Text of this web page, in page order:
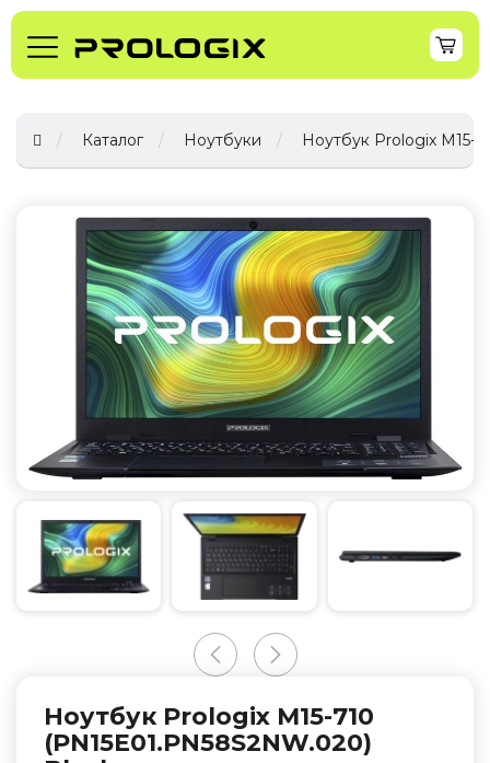
Каталог Ноутбуки Ноутбук Prologix M15-
Ноутбук Prologix M15-710
(PN15E01.PN58S2NW.020)